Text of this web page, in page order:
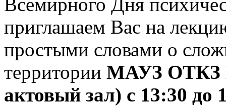
приглашаем Вас на
простыми словами о
территории МАУЗ ОТКЗ
актовый зал) с 13:30 до